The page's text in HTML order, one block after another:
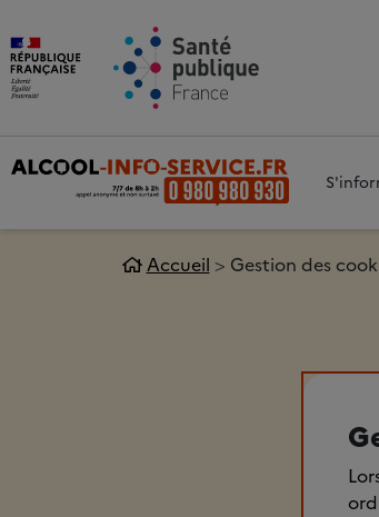
Accueil Gestion des